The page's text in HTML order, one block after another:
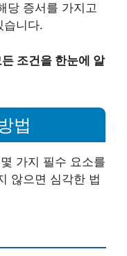
당 증서를 가지고
습니다.
조건을 한눈에 알
법
가지 필수 요소를
않으면 심각한 법